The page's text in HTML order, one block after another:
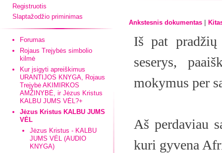
Registruotis
Slaptažodžio priminimas
Forumas
Rojaus Trejybės simbolio
kilmė
Kur įsigyti apreiškimus
URANTIJOS KNYGA, Rojaus
Trejybė AKIMIRKOS
AMŽINYBĖ, ir Jėzus Kristus
KALBU JUMS VĖL?+
Jėzus Kristus KALBU JUMS
VĖL
Jėzus Kristus - KALBU
JUMS VĖL (AUDIO
KNYGA)
Ankstesnis dokumentas |
Iš pat
seserys,
mokymus per
Aš perdaviau
kuri gyvena